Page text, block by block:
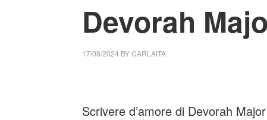
Devorah
17/08/2024 BYCARLAITA
Scrivere d’amore di Devorah